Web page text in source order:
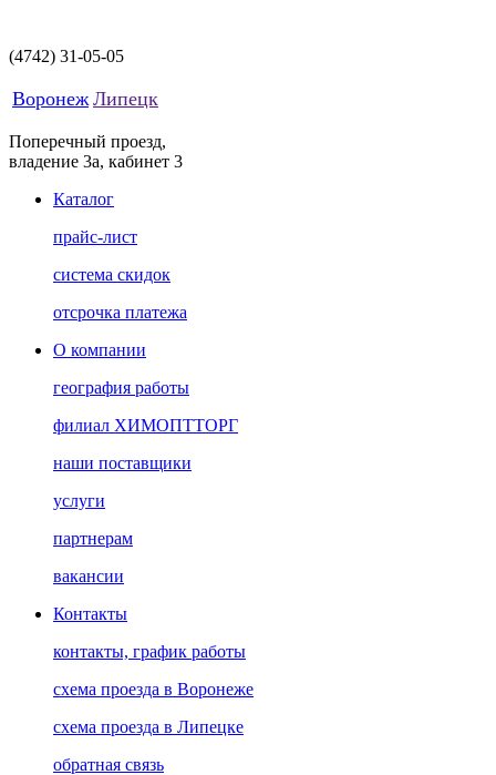
(4742) 31-05-05
Воронеж Липецк
Поперечный проезд,
владение 3а, кабинет 3
Каталог
прайс-лист
система скидок
отсрочка платежа
О компании
география работы
филиал ХИМОПТТОРГ
наши поставщики
услуги
партнерам
вакансии
Контакты
контакты, график работы
схема проезда в Воронеже
схема проезда в Липецке
обратная связь